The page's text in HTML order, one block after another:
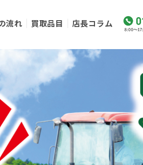
流れ 買取品目 店長コラム